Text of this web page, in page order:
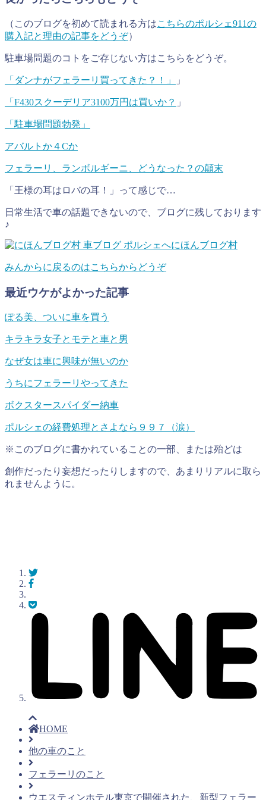
（このブログを初めて読まれる方はこちらのポルシェ911の
購入記と理由の記事をどうぞ）
駐車場問題のコトをご存じない方はこちらをどうぞ。
「ダンナがフェラーリ買ってきた？！」 」
「F430スクーデリア3100万円は買いか？ 」
「駐車場問題勃発」
アバルトか４Cか
フェラーリ、ランボルギーニ、どうなった？の顛末
「王様の耳はロバの耳！」って感じで…
日常生活で車の話題できないので、ブログに残しております
♪
にほんブログ村
みんからに戻るのはこちらからどうぞ
最近ウケがよかった記事
ぽる美、ついに車を買う
キラキラ女子とモテと車と男
なぜ女は車に興味が無いのか
うちにフェラーリやってきた
ボクスタースパイダー納車
ポルシェの経費処理とさよなら９９７（涙）
※このブログに書かれていることの一部、または殆どは
創作だったり妄想だったりしますので、あまりリアルに取ら
れませんように。
HOME
他の車のこと
フェラーリのこと
ウエスティンホテル東京で開催された、新型フェラー